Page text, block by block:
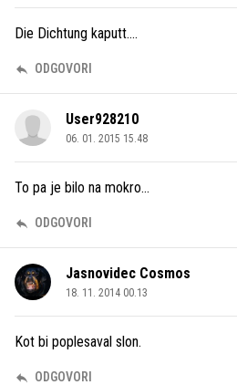
Die Dichtung kaputt....
ODGOVORI
User928210
06. 01. 2015 15.48
To pa je bilo na mokro...
ODGOVORI
Jasnovidec Cosmos
18. 11. 2014 00.13
Kot bi poplesaval slon.
ODGOVORI